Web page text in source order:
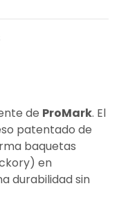
de ProMark. El
patentado de
baquetas
en
durabilidad sin